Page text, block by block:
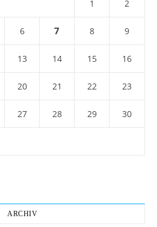
1 2
6 7 8 9
13 14 15 16
20 21 22 23
27 28 29 30
ARCHIV